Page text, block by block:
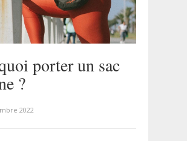
porter un sac
?
2022